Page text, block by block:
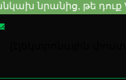
դուք VM եք գնել